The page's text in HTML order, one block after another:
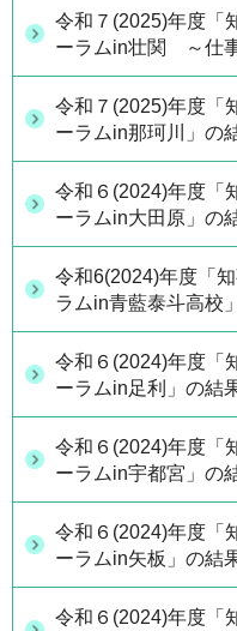
令和７(2025)年度「
ーラムin壮関 ～仕
令和７(2025)年度「
ーラムin那珂川」の
令和６(2024)年度「
ーラムin大田原」の
令和6(2024)年度「
ラムin青藍泰斗高校
令和６(2024)年度「
ーラムin足利」の結
令和６(2024)年度「
ーラムin宇都宮」の
令和６(2024)年度「
ーラムin矢板」の結
令和６(2024)年度「